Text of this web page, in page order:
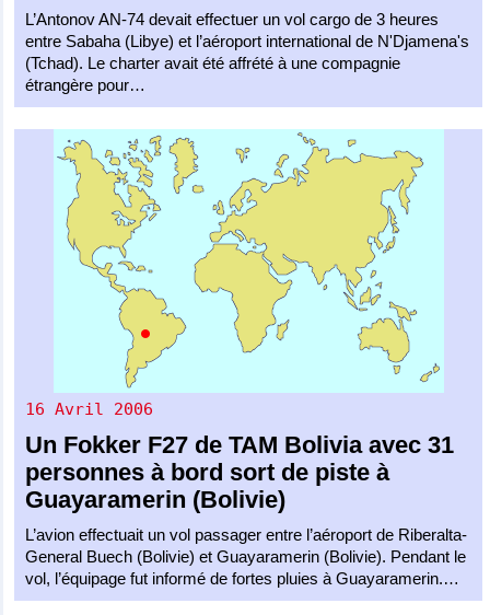
L’Antonov AN-74 devait effectuer un vol cargo de 3 heures
entre Sabaha (Libye) et l’aéroport international de N'Djamena's
(Tchad). Le charter avait été affrété à une compagnie
étrangère pour…
16 Avril 2006
Un Fokker F27 deTAM Boliviaavec 31
personnes à bord sort de piste à
Guayaramerin (Bolivie)
L’avion effectuait un vol passager entre l’aéroport de Riberalta-
General Buech (Bolivie) et Guayaramerin (Bolivie). Pendant le
vol, l’équipage fut informé de fortes pluies à Guayaramerin.…